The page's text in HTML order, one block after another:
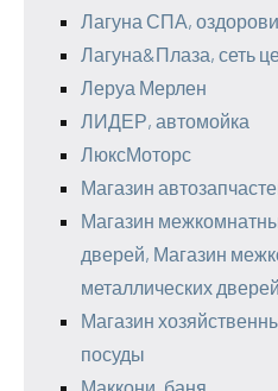
Лагуна СПА,
Лагуна&Плаза, сеть
Леруа Мерлен
ЛИДЕР, автомойка
ЛюксМоторс
Магазин
Магазин
дверей, Магазин
металлических дверей
Магазин
посуды